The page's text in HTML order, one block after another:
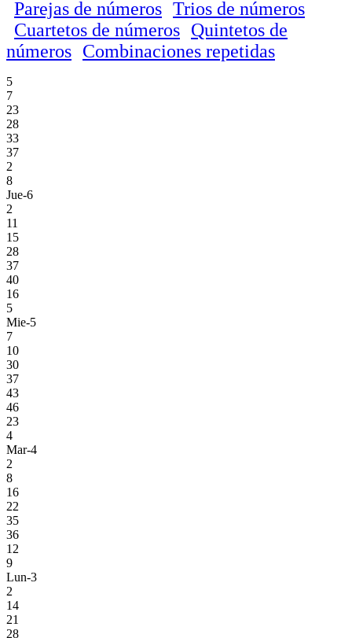
Parejas de números Trios de números
Cuartetos de números Quintetos de
números Combinaciones repetidas
5
7
23
28
33
37
2
8
Jue-6
2
11
15
28
37
40
16
5
Mie-5
7
10
30
37
43
46
23
4
Mar-4
2
8
16
22
35
36
12
9
Lun-3
2
14
21
28